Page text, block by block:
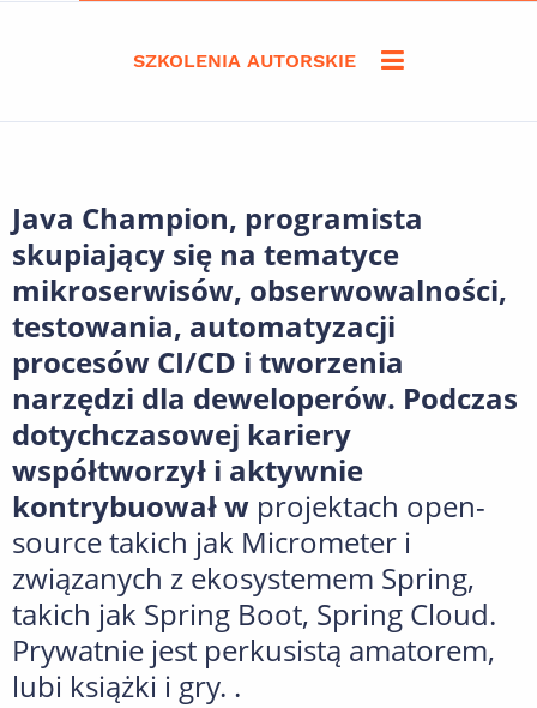
SZKOLENIA AUTORSKIE
Java Champion, programista
skupiający się na tematyce
mikroserwisów, obserwowalności,
testowania, automatyzacji
procesów CI/CD i tworzenia
narzędzi dla deweloperów. Podczas
dotychczasowej kariery
współtworzył i aktywnie
kontrybuował w projektach open-
source takich jak Micrometer i
związanych z ekosystemem Spring,
takich jak Spring Boot, Spring Cloud.
Prywatnie jest perkusistą amatorem,
lubi książki i gry. .